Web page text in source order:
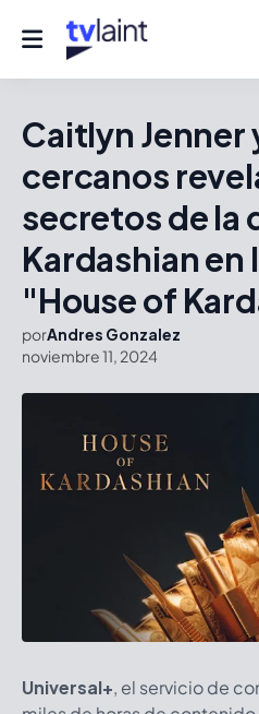
Caitlyn Jenner
cercanos
secretos de la
Kardashian en
"House of
porAndres Gonzalez
noviembre 11, 2024
Universal+, el servicio de